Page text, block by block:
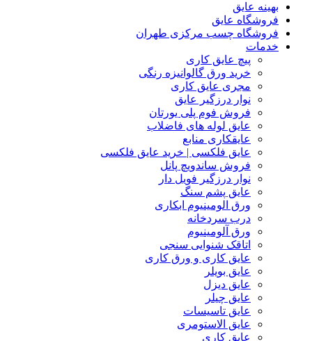
بهینه عایق
فروشگاه عایق
فروشگاه چسب مرکزی طهران
خدمات
پیچ عایق کاری
خرید ورق گالوانیزه رنگی
مجری عایق کاری
نوار درزگیر عایق
فروش فوم پلی یورتان
عایق لوله های فاضلاب
عایقکاری منابع
عایق فلکسی | خرید عایق فلکسی
فروش ساندویچ پانل
نوار درزگیر فویل دار
عایق پشم سنگ
ورق الومینیوم ابکاری
درب سردخانه
ورق آلومینیوم
اتاقک شنوایی سنجی
عایق کاری و ورق کاری
عایق بویلر
عایق دیزل
عایق چیلر
عایق تاسیسات
عایق الاستومری
عایق کاری